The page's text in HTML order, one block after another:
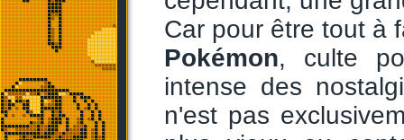
Car pour être tout à
Pokémon, culte
intense des
n'est pas